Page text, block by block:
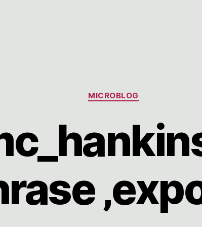
Kategorien
MICROBLOG